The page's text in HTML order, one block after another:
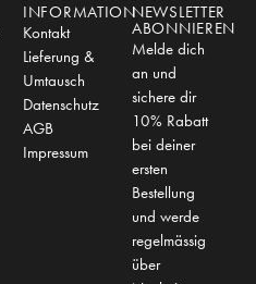
INFORMATION
Kontakt
Lieferung &
Umtausch
Datenschutz
AGB
Impressum
NEWSLETTER
ABONNIEREN
Melde dich
an und
sichere dir
10% Rabatt
bei deiner
ersten
Bestellung
und werde
regelmässig
über